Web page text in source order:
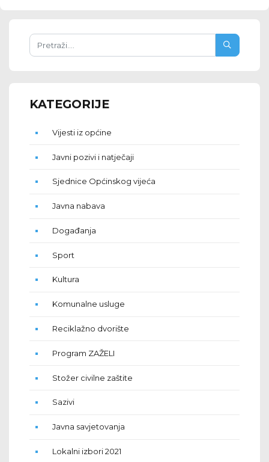
KATEGORIJE
Vijesti iz općine
Javni pozivi i natječaji
Sjednice Općinskog vijeća
Javna nabava
Događanja
Sport
Kultura
Komunalne usluge
Reciklažno dvorište
Program ZAŽELI
Stožer civilne zaštite
Sazivi
Javna savjetovanja
Lokalni izbori 2021